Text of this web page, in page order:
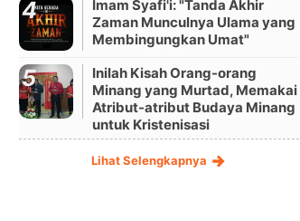
Imam Syafi'i: "Tanda Akhir
Zaman Munculnya Ulama yang
Membingungkan Umat"
Inilah Kisah Orang-orang
Minang yang Murtad, Memakai
Atribut-atribut Budaya Minang
untuk Kristenisasi
Lihat Selengkapnya